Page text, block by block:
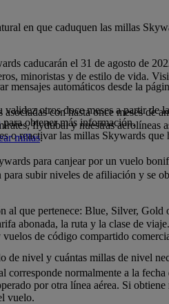
en que caduquen las millas
caducarán el 31 de agosto de
automáticos desde la
otros doce meses a partir
para obtener más información.
minoristas y de estilo de vida.
con hasta once meses de
o reactivar las millas Skywards
flydubai y nuestras
millas.
para canjear por un vuelo
subir niveles de afiliación y se
al que pertenece: Blue, Silver, Gold
nivel y cuántas millas de nivel
abonada, la ruta y la clase de
de código compartido
normalmente a la
por otra línea aérea. Si
vuelo.